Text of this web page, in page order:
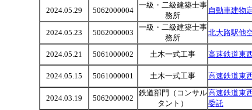
2024.05.29
5062000004
一級・二級建築士事
務所
自動車建物
2024.05.23 5062000003
一級・二級建築士事
務所
北大路駅他
2024.05.21 5061000002 土木一式工事 高速鉄道東
2024.05.15
5061000001 土木一式工事 高速鉄道東
2024.03.19
5062000002
鉄道部門（コンサル
タント）
高速鉄道東
委託